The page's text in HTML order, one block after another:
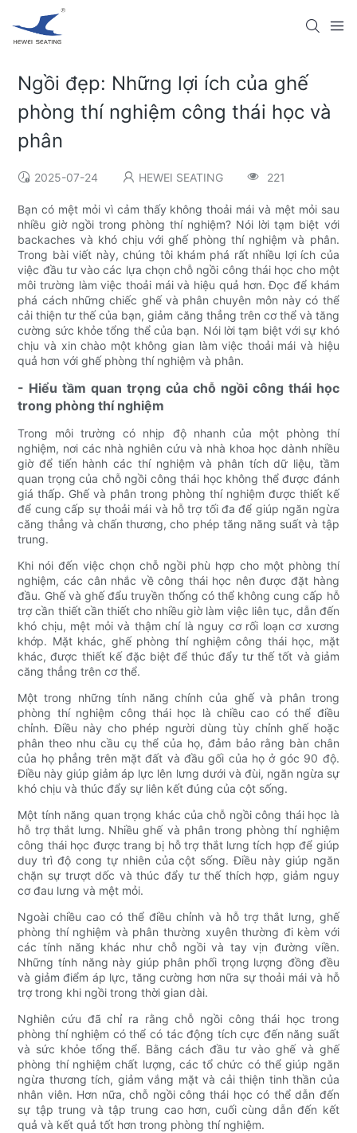
Ngồi đẹp: Những lợi ích của ghế
phòng thí nghiệm công thái học và
phân
2025-07-24 HEWEI SEATING 221
Bạn có mệt mỏi vì cảm thấy không thoải mái và mệt mỏi sau
nhiều giờ ngồi trong phòng thí nghiệm? Nói lời tạm biệt với
backaches và khó chịu với ghế phòng thí nghiệm và phân.
Trong bài viết này, chúng tôi khám phá rất nhiều lợi ích của
việc đầu tư vào các lựa chọn chỗ ngồi công thái học cho một
môi trường làm việc thoải mái và hiệu quả hơn. Đọc để khám
phá cách những chiếc ghế và phân chuyên môn này có thể
cải thiện tư thế của bạn, giảm căng thẳng trên cơ thể và tăng
cường sức khỏe tổng thể của bạn. Nói lời tạm biệt với sự khó
chịu và xin chào một không gian làm việc thoải mái và hiệu
quả hơn với ghế phòng thí nghiệm và phân.
- Hiểu tầm quan trọng của chỗ ngồi công thái học
trong phòng thí nghiệm
Trong môi trường có nhịp độ nhanh của một phòng thí
nghiệm, nơi các nhà nghiên cứu và nhà khoa học dành nhiều
giờ để tiến hành các thí nghiệm và phân tích dữ liệu, tầm
quan trọng của chỗ ngồi công thái học không thể được đánh
giá thấp. Ghế và phân trong phòng thí nghiệm được thiết kế
để cung cấp sự thoải mái và hỗ trợ tối đa để giúp ngăn ngừa
căng thẳng và chấn thương, cho phép tăng năng suất và tập
trung.
Khi nói đến việc chọn chỗ ngồi phù hợp cho một phòng thí
nghiệm, các cân nhắc về công thái học nên được đặt hàng
đầu. Ghế và ghế đẩu truyền thống có thể không cung cấp hỗ
trợ cần thiết cần thiết cho nhiều giờ làm việc liên tục, dẫn đến
khó chịu, mệt mỏi và thậm chí là nguy cơ rối loạn cơ xương
khớp. Mặt khác, ghế phòng thí nghiệm công thái học, mặt
khác, được thiết kế đặc biệt để thúc đẩy tư thế tốt và giảm
căng thẳng trên cơ thể.
Một trong những tính năng chính của ghế và phân trong
phòng thí nghiệm công thái học là chiều cao có thể điều
chỉnh. Điều này cho phép người dùng tùy chỉnh ghế hoặc
phân theo nhu cầu cụ thể của họ, đảm bảo rằng bàn chân
của họ phẳng trên mặt đất và đầu gối của họ ở góc 90 độ.
Điều này giúp giảm áp lực lên lưng dưới và đùi, ngăn ngừa sự
khó chịu và thúc đẩy sự liên kết đúng của cột sống.
Một tính năng quan trọng khác của chỗ ngồi công thái học là
hỗ trợ thắt lưng. Nhiều ghế và phân trong phòng thí nghiệm
công thái học được trang bị hỗ trợ thắt lưng tích hợp để giúp
duy trì độ cong tự nhiên của cột sống. Điều này giúp ngăn
chặn sự trượt dốc và thúc đẩy tư thế thích hợp, giảm nguy
cơ đau lưng và mệt mỏi.
Ngoài chiều cao có thể điều chỉnh và hỗ trợ thắt lưng, ghế
phòng thí nghiệm và phân thường xuyên thường đi kèm với
các tính năng khác như chỗ ngồi và tay vịn đường viền.
Những tính năng này giúp phân phối trọng lượng đồng đều
và giảm điểm áp lực, tăng cường hơn nữa sự thoải mái và hỗ
trợ trong khi ngồi trong thời gian dài.
Nghiên cứu đã chỉ ra rằng chỗ ngồi công thái học trong
phòng thí nghiệm có thể có tác động tích cực đến năng suất
và sức khỏe tổng thể. Bằng cách đầu tư vào ghế và ghế
phòng thí nghiệm chất lượng, các tổ chức có thể giúp ngăn
ngừa thương tích, giảm vắng mặt và cải thiện tinh thần của
nhân viên. Hơn nữa, chỗ ngồi công thái học có thể dẫn đến
sự tập trung và tập trung cao hơn, cuối cùng dẫn đến kết
quả và kết quả tốt hơn trong phòng thí nghiệm.